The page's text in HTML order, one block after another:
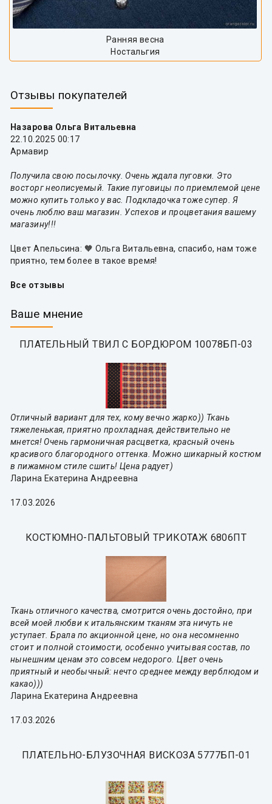
Ранняя весна
Ностальгия
Отзывы покупателей
Назарова Ольга Витальевна
22.10.2025 00:17
Армавир
Получила свою посылочку. Очень ждала пуговки. Это
восторг неописуемый. Такие пуговицы по приемлемой цене
можно купить только у вас. Подкладочка тоже супер. Я
очень люблю ваш магазин. Успехов и процветания вашему
магазину!!!
Цвет Апельсина: 🧡 Ольга Витальевна, спасибо, нам тоже
приятно, тем более в такое время!
Все отзывы
Ваше мнение
ПЛАТЕЛЬНЫЙ ТВИЛ С БОРДЮРОМ 10078БП-03
Отличный вариант для тех, кому вечно жарко)) Ткань
тяжеленькая, приятно прохладная, действительно не
мнется! Очень гармоничная расцветка, красный очень
красивого благородного оттенка. Можно шикарный костюм
в пижамном стиле сшить! Цена радует)
Ларина Екатерина Андреевна
17.03.2026
КОСТЮМНО-ПАЛЬТОВЫЙ ТРИКОТАЖ 6806ПТ
Ткань отличного качества, смотрится очень достойно, при
всей моей любви к итальянским тканям эта ничуть не
уступает. Брала по акционной цене, но она несомненно
стоит и полной стоимости, особенно учитывая состав, по
нынешним ценам это совсем недорого. Цвет очень
приятный и необычный: нечто среднее между верблюдом и
какао)))
Ларина Екатерина Андреевна
17.03.2026
ПЛАТЕЛЬНО-БЛУЗОЧНАЯ ВИСКОЗА 5777БП-01